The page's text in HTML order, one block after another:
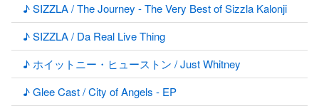
♪ SIZZLA / The Journey - The Very Best of Sizzla Kalonji
♪ SIZZLA / Da Real Live Thing
♪ ホイットニー・ヒューストン / Just Whitney
♪ Glee Cast / City of Angels - EP